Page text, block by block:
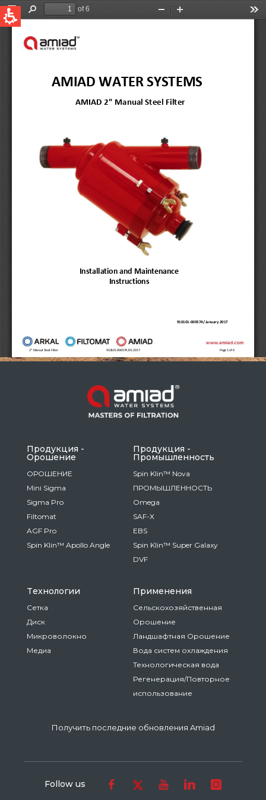
QUICK LINKS
Новости и cобытия
Global
English
English
Australia
English
Spain & LATAM
Spanish
Russia
French
German
Israel
Hebrew
China
Chinese
Based on your current location, we recommend
this Amiad website for you
North America- English
Продукция -
Oрошение
ОРОШЕНИЕ
Mini Sigma
Sigma Pro
Filtomat
AGF Pro
Spin Klin™ Apollo Angle
Продукция -
Промышленность
Spin Klin™ Nova
ПРОМЫШЛЕННОСТЬ
Omega
SAF-X
EBS
Spin Klin™ Super Galaxy
DVF
Tехнологии
Сетка
Диск
Микроволокно
Медиа
Применения
Сельскохозяйственная
Oрошение
Ландшафтная Oрошение
Вода систем охлаждения
Технологическая вода
Регенерация/Повторное
использование
Получить последние обновления Amiad
Follow us